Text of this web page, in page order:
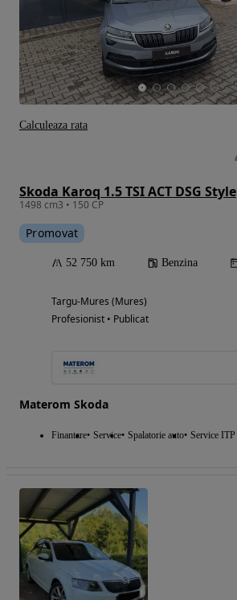
Skoda Karoq 1.5 TSI ACT DSG Style
1498 cm3 • 150 CP
Promovat
52 750 km Benzina
Targu-Mures (Mures)
Profesionist • Publicat
Materom Skoda
Finantare Service Spalatorie auto Service ITP
Calculeaza rata